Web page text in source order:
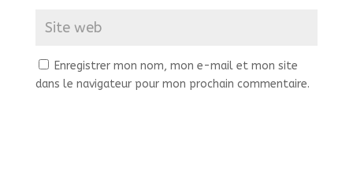
Enregistrer mon nom, mon e-mail et mon site
dans le navigateur pour mon prochain commentaire.